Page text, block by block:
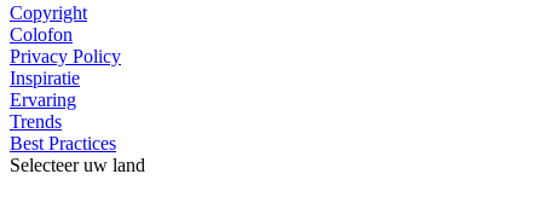
Copyright
Colofon
Privacy Policy
Inspiratie
Ervaring
Trends
Best Practices
Selecteer uw land